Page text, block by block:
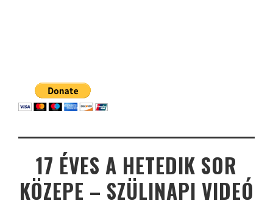
17 ÉVES A HETEDIK SOR
KÖZEPE – SZÜLINAPI VIDEÓ